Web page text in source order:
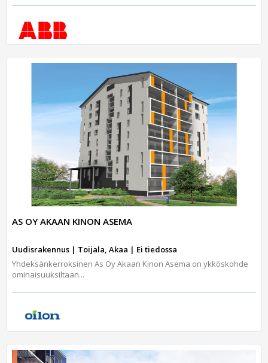
AS OY AKAAN KINON ASEMA
Uudisrakennus | Toijala, Akaa | Ei tiedossa
Yhdeksänkerroksinen As Oy Akaan Kinon Asema on ykköskohde
ominaisuuksiltaan...